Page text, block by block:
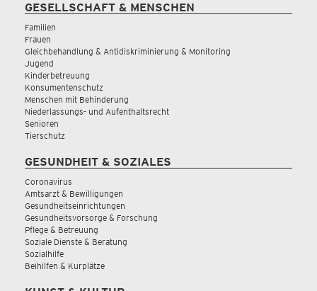
GESELLSCHAFT & MENSCHEN
Familien
Frauen
Gleichbehandlung & Antidiskriminierung & Monitoring
Jugend
Kinderbetreuung
Konsumentenschutz
Menschen mit Behinderung
Niederlassungs- und Aufenthaltsrecht
Senioren
Tierschutz
GESUNDHEIT & SOZIALES
Coronavirus
Amtsarzt & Bewilligungen
Gesundheitseinrichtungen
Gesundheitsvorsorge & Forschung
Pflege & Betreuung
Soziale Dienste & Beratung
Sozialhilfe
Beihilfen & Kurplätze